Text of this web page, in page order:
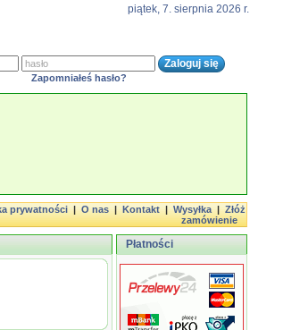
piątek, 7. sierpnia 2026 r.
Zapomniałeś hasło?
prywatności|O nas|Kontakt|Wysyłka|Złóż
zamówienie
Płatności